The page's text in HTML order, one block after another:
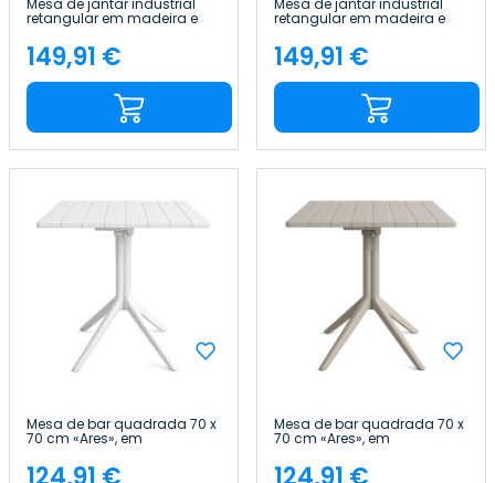
Mesa de jantar industrial
retangular em madeira e
Home
Preço
149,91 €
Mesa de jantar industrial
retangular em madeira e
Home
Preço
149,91 €
Mesa de bar quadrada 70 x
70 cm «Ares», em
dobrável, para interior e
Mesa de bar quadrada 70 x
70 cm «Ares», em
dobrável, para interior e